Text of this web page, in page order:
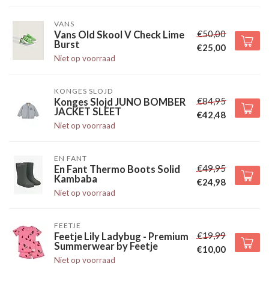
VANS
Vans Old Skool V Check Lime
Burst
Niet op voorraad
€50,00
€25,00
KONGES SLOJD
Konges Slojd JUNO BOMBER
JACKET SLEET
Niet op voorraad
€84,95
€42,48
EN FANT
En Fant Thermo Boots Solid
Kambaba
Niet op voorraad
€49,95
€24,98
FEETJE
Feetje Lily Ladybug - Premium
Summerwear by Feetje
Niet op voorraad
€19,99
€10,00